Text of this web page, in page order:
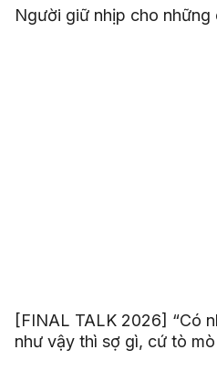
Người giữ nhịp cho
[FINAL TALK 2026] “Có
như vậy thì sợ gì, cứ tò